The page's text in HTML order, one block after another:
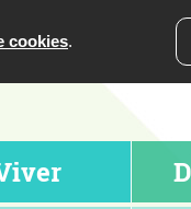
cookies.